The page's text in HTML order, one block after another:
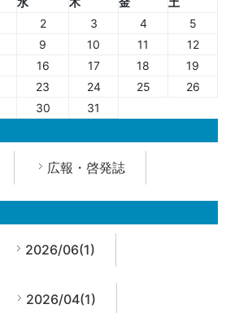
2 3 4
5
9 10 11
12
16 17 18
19
23 24 25
26
30
31
広報・啓発誌
2026/06(1)
2026/04(1)